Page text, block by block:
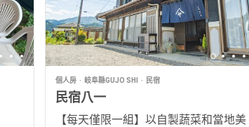
個人房 岐阜縣GUJO SHI 民宿
民宿八一
【每天僅限一組】以自製蔬菜和當地美